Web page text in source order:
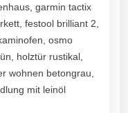
garmin tactix
festool brilliant 2,
osmo
holztür rustikal,
wohnen betongrau,
mit leinöl